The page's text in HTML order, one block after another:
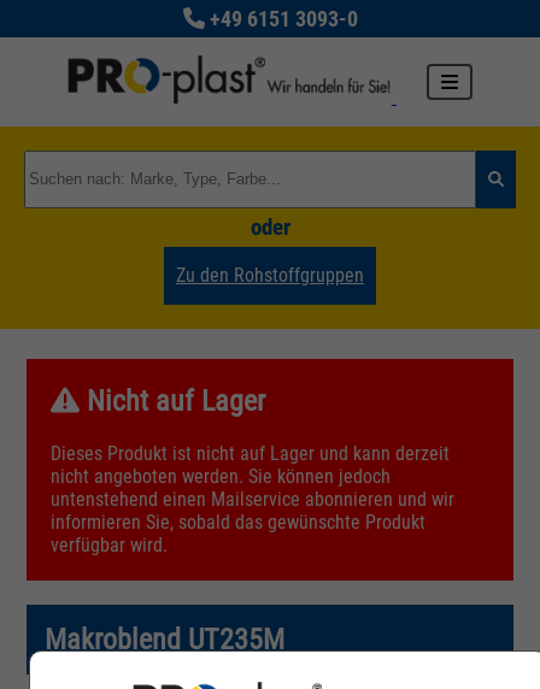
+49 6151 3093-0
oder
Zu den Rohstoffgruppen
Nicht auf Lager
Dieses Produkt ist nicht auf Lager und kann derzeit
nicht angeboten werden. Sie können jedoch
untenstehend einen Mailservice abonnieren und wir
informieren Sie, sobald das gewünschte Produkt
verfügbar wird.
Makroblend UT235M